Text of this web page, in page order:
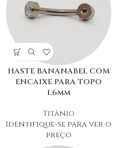
HASTE BANANABEL COM
ENCAIXE PARA TOPO
1.6mm
Titânio
Identifique-se para ver o
preço